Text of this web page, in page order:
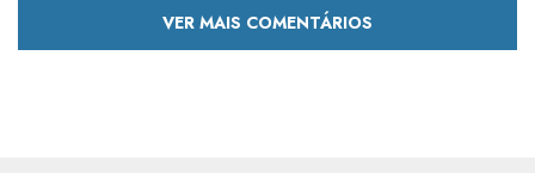
VER MAIS COMENTÁRIOS